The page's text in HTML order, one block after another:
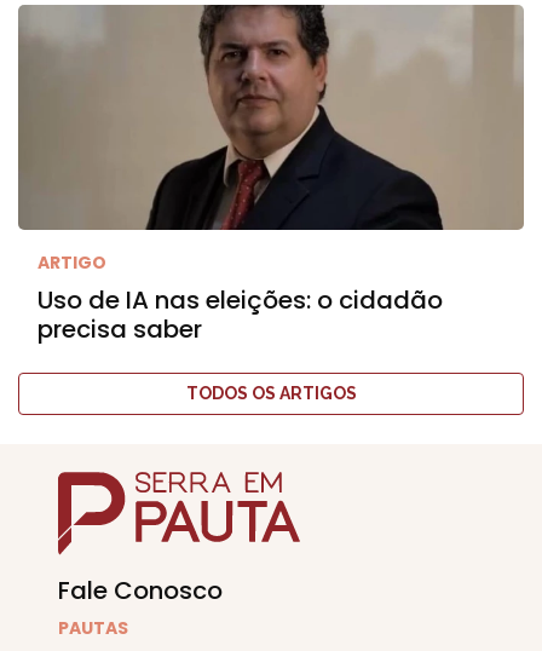
ARTIGO
Uso de IA nas eleições: o cidadão
precisa saber
TODOS OS ARTIGOS
Fale Conosco
PAUTAS